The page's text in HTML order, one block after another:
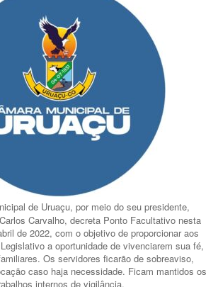
de Uruaçu, por meio do seu presidente,
Carvalho, decreta Ponto Facultativo nesta
de 2022, com o objetivo de proporcionar aos
a oportunidade de vivenciarem sua fé,
Os servidores ficarão de sobreaviso,
caso haja necessidade. Ficam mantidos os
internos de vigilância.